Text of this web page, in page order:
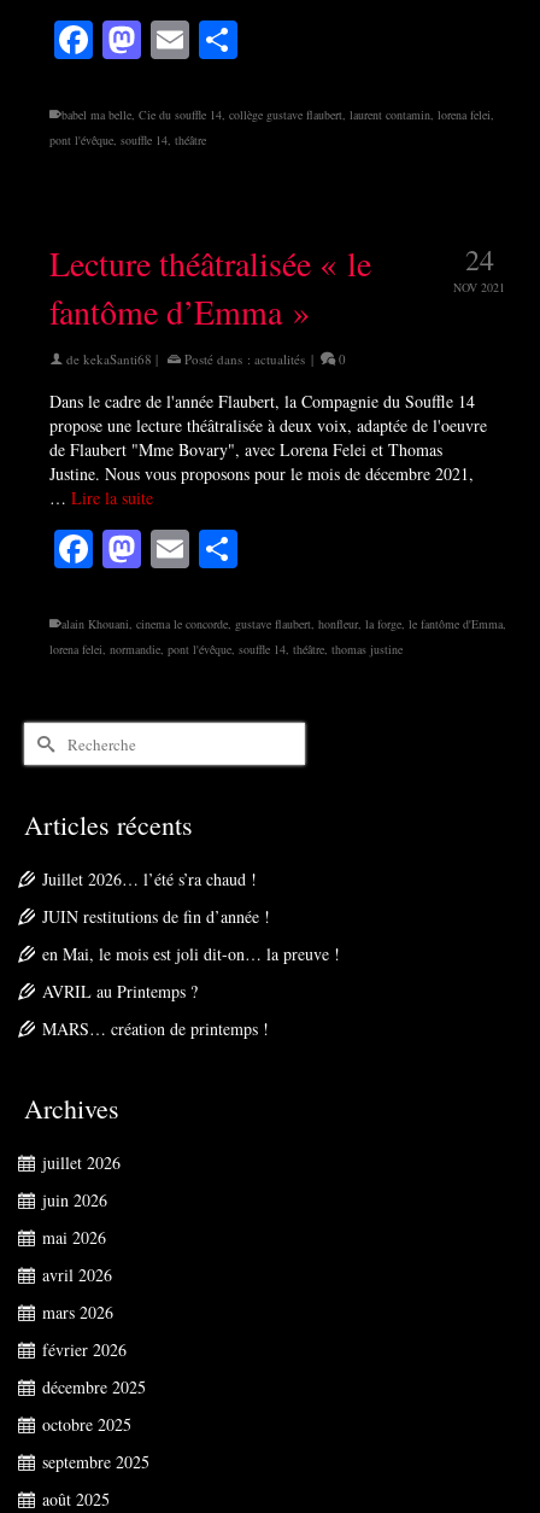
Facebook
Mastodon
Email
babel ma belle, Cie du souffle 14, collège gustave flaubert, laurent contamin, lorena felei,
pont l'évêque, souffle 14, théâtre
24
NOV 2021
Lecture théâtralisée « le
fantôme d’Emma »
de kekaSanti68 | Posté dans : actualités | 0
Dans le cadre de l'année Flaubert, la Compagnie du Souffle 14
propose une lecture théâtralisée à deux voix, adaptée de l'oeuvre
de Flaubert "Mme Bovary", avec Lorena Felei et Thomas
Justine. Nous vous proposons pour le mois de décembre 2021,
… Lire la suite
Facebook
Mastodon
Email
alain Khouani, cinema le concorde, gustave flaubert, honfleur, la forge, le fantôme d'Emma,
lorena felei, normandie, pont l'évêque, souffle 14, théâtre, thomas justine
Rechercher :
Articles récents
Juillet 2026… l’été s’ra chaud !
JUIN restitutions de fin d’année !
en Mai, le mois est joli dit-on… la preuve !
AVRIL au Printemps ?
MARS… création de printemps !
Archives
juillet 2026
juin 2026
mai 2026
avril 2026
mars 2026
février 2026
décembre 2025
octobre 2025
septembre 2025
août 2025